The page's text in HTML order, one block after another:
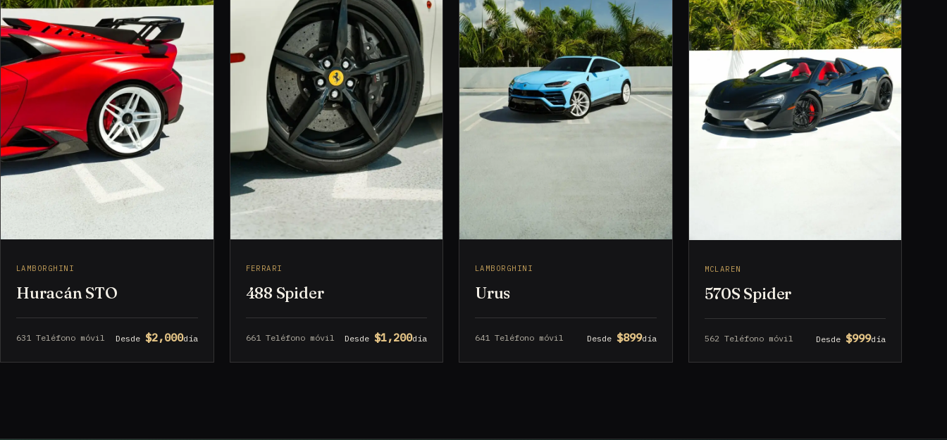
LAMBORGHINI
Huracán STO
631 Teléfono móvil Desde $2,000día
FERRARI
488 Spider
661 Teléfono móvil Desde $1,200día
LAMBORGHINI
Urus
641 Teléfono móvil Desde $899día
MCLAREN
570S Spider
562 Teléfono móvil Desde $999día